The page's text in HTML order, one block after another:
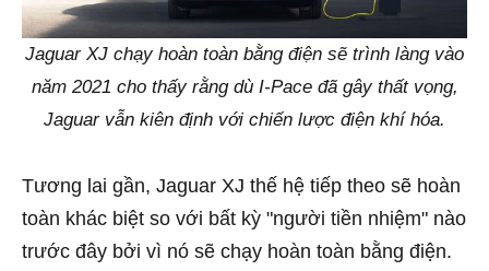
Jaguar XJ chạy hoàn toàn bằng điện sẽ trình làng vào
năm 2021 cho thấy rằng dù I-Pace đã gây thất vọng,
Jaguar vẫn kiên định với chiến lược điện khí hóa.
Tương lai gần, Jaguar XJ thế hệ tiếp theo sẽ hoàn
toàn khác biệt so với bất kỳ "người tiền nhiệm" nào
trước đây bởi vì nó sẽ chạy hoàn toàn bằng điện.